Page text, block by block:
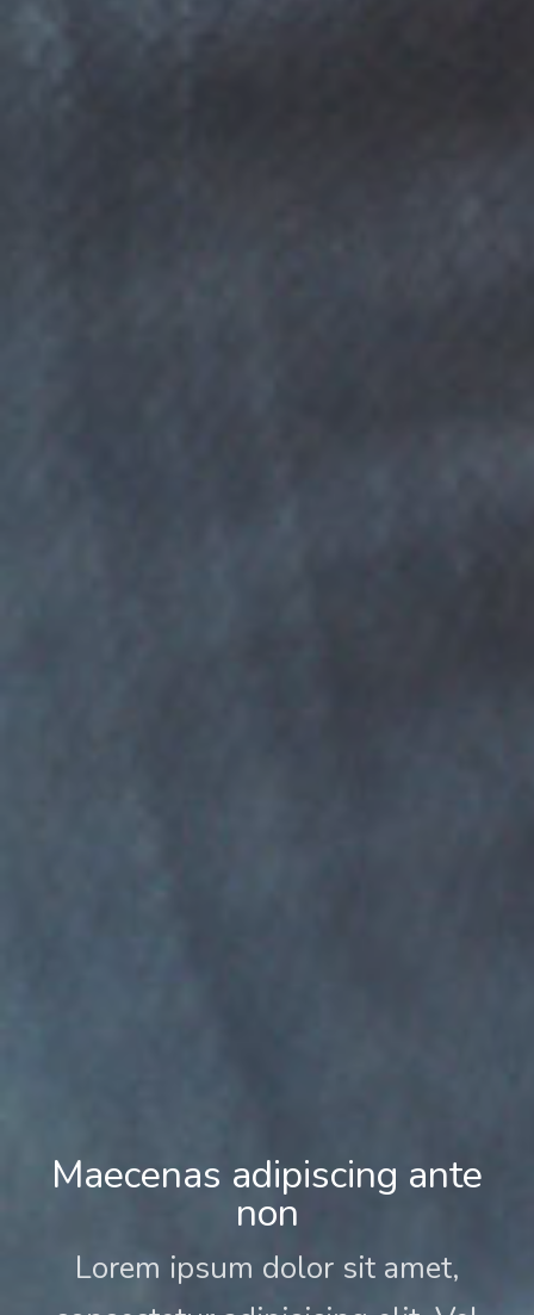
Maecenas adipiscing ante
non
Lorem ipsum dolor sit amet,